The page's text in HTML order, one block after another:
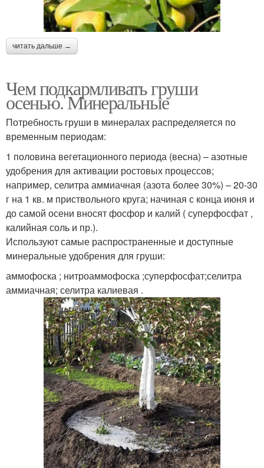
читать дальше →
Чем подкармливать груши
осенью. Минеральные
Потребность груши в минералах распределяется по
временным периодам:
1 половина вегетационного периода (весна) – азотные
удобрения для активации ростовых процессов;
например, селитра аммиачная (азота более 30%) – 20-30
г на 1 кв. м приствольного круга; начиная с конца июня и
до самой осени вносят фосфор и калий ( суперфосфат ,
калийная соль и пр.).
Используют самые распространенные и доступные
минеральные удобрения для груши:
аммофоска ; нитроаммофоска ;суперфосфат;селитра
аммиачная; селитра калиевая .